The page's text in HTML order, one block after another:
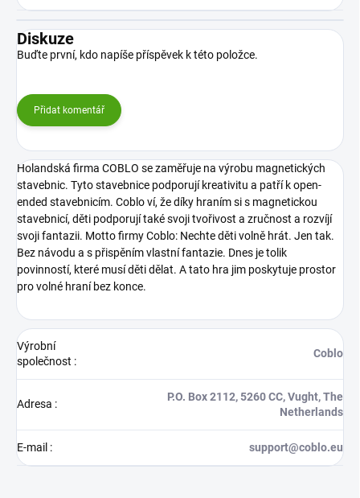
Diskuze
Buďte první, kdo napíše příspěvek k této položce.
Přidat komentář
Holandská firma COBLO se zaměřuje na výrobu magnetických
stavebnic. Tyto stavebnice podporují kreativitu a patří k open-
ended stavebnicím. Coblo ví, že díky hraním si s magnetickou
stavebnicí, děti podporují také svoji tvořivost a zručnost a rozvíjí
svoji fantazii. Motto firmy Coblo: Nechte děti volně hrát. Jen tak.
Bez návodu a s přispěním vlastní fantazie. Dnes je tolik
povinností, které musí děti dělat. A tato hra jim poskytuje prostor
pro volné hraní bez konce.
Výrobní
společnost :
Coblo
Adresa :
P.O. Box 2112, 5260 CC, Vught, The
Netherlands
E-mail : support@coblo.eu